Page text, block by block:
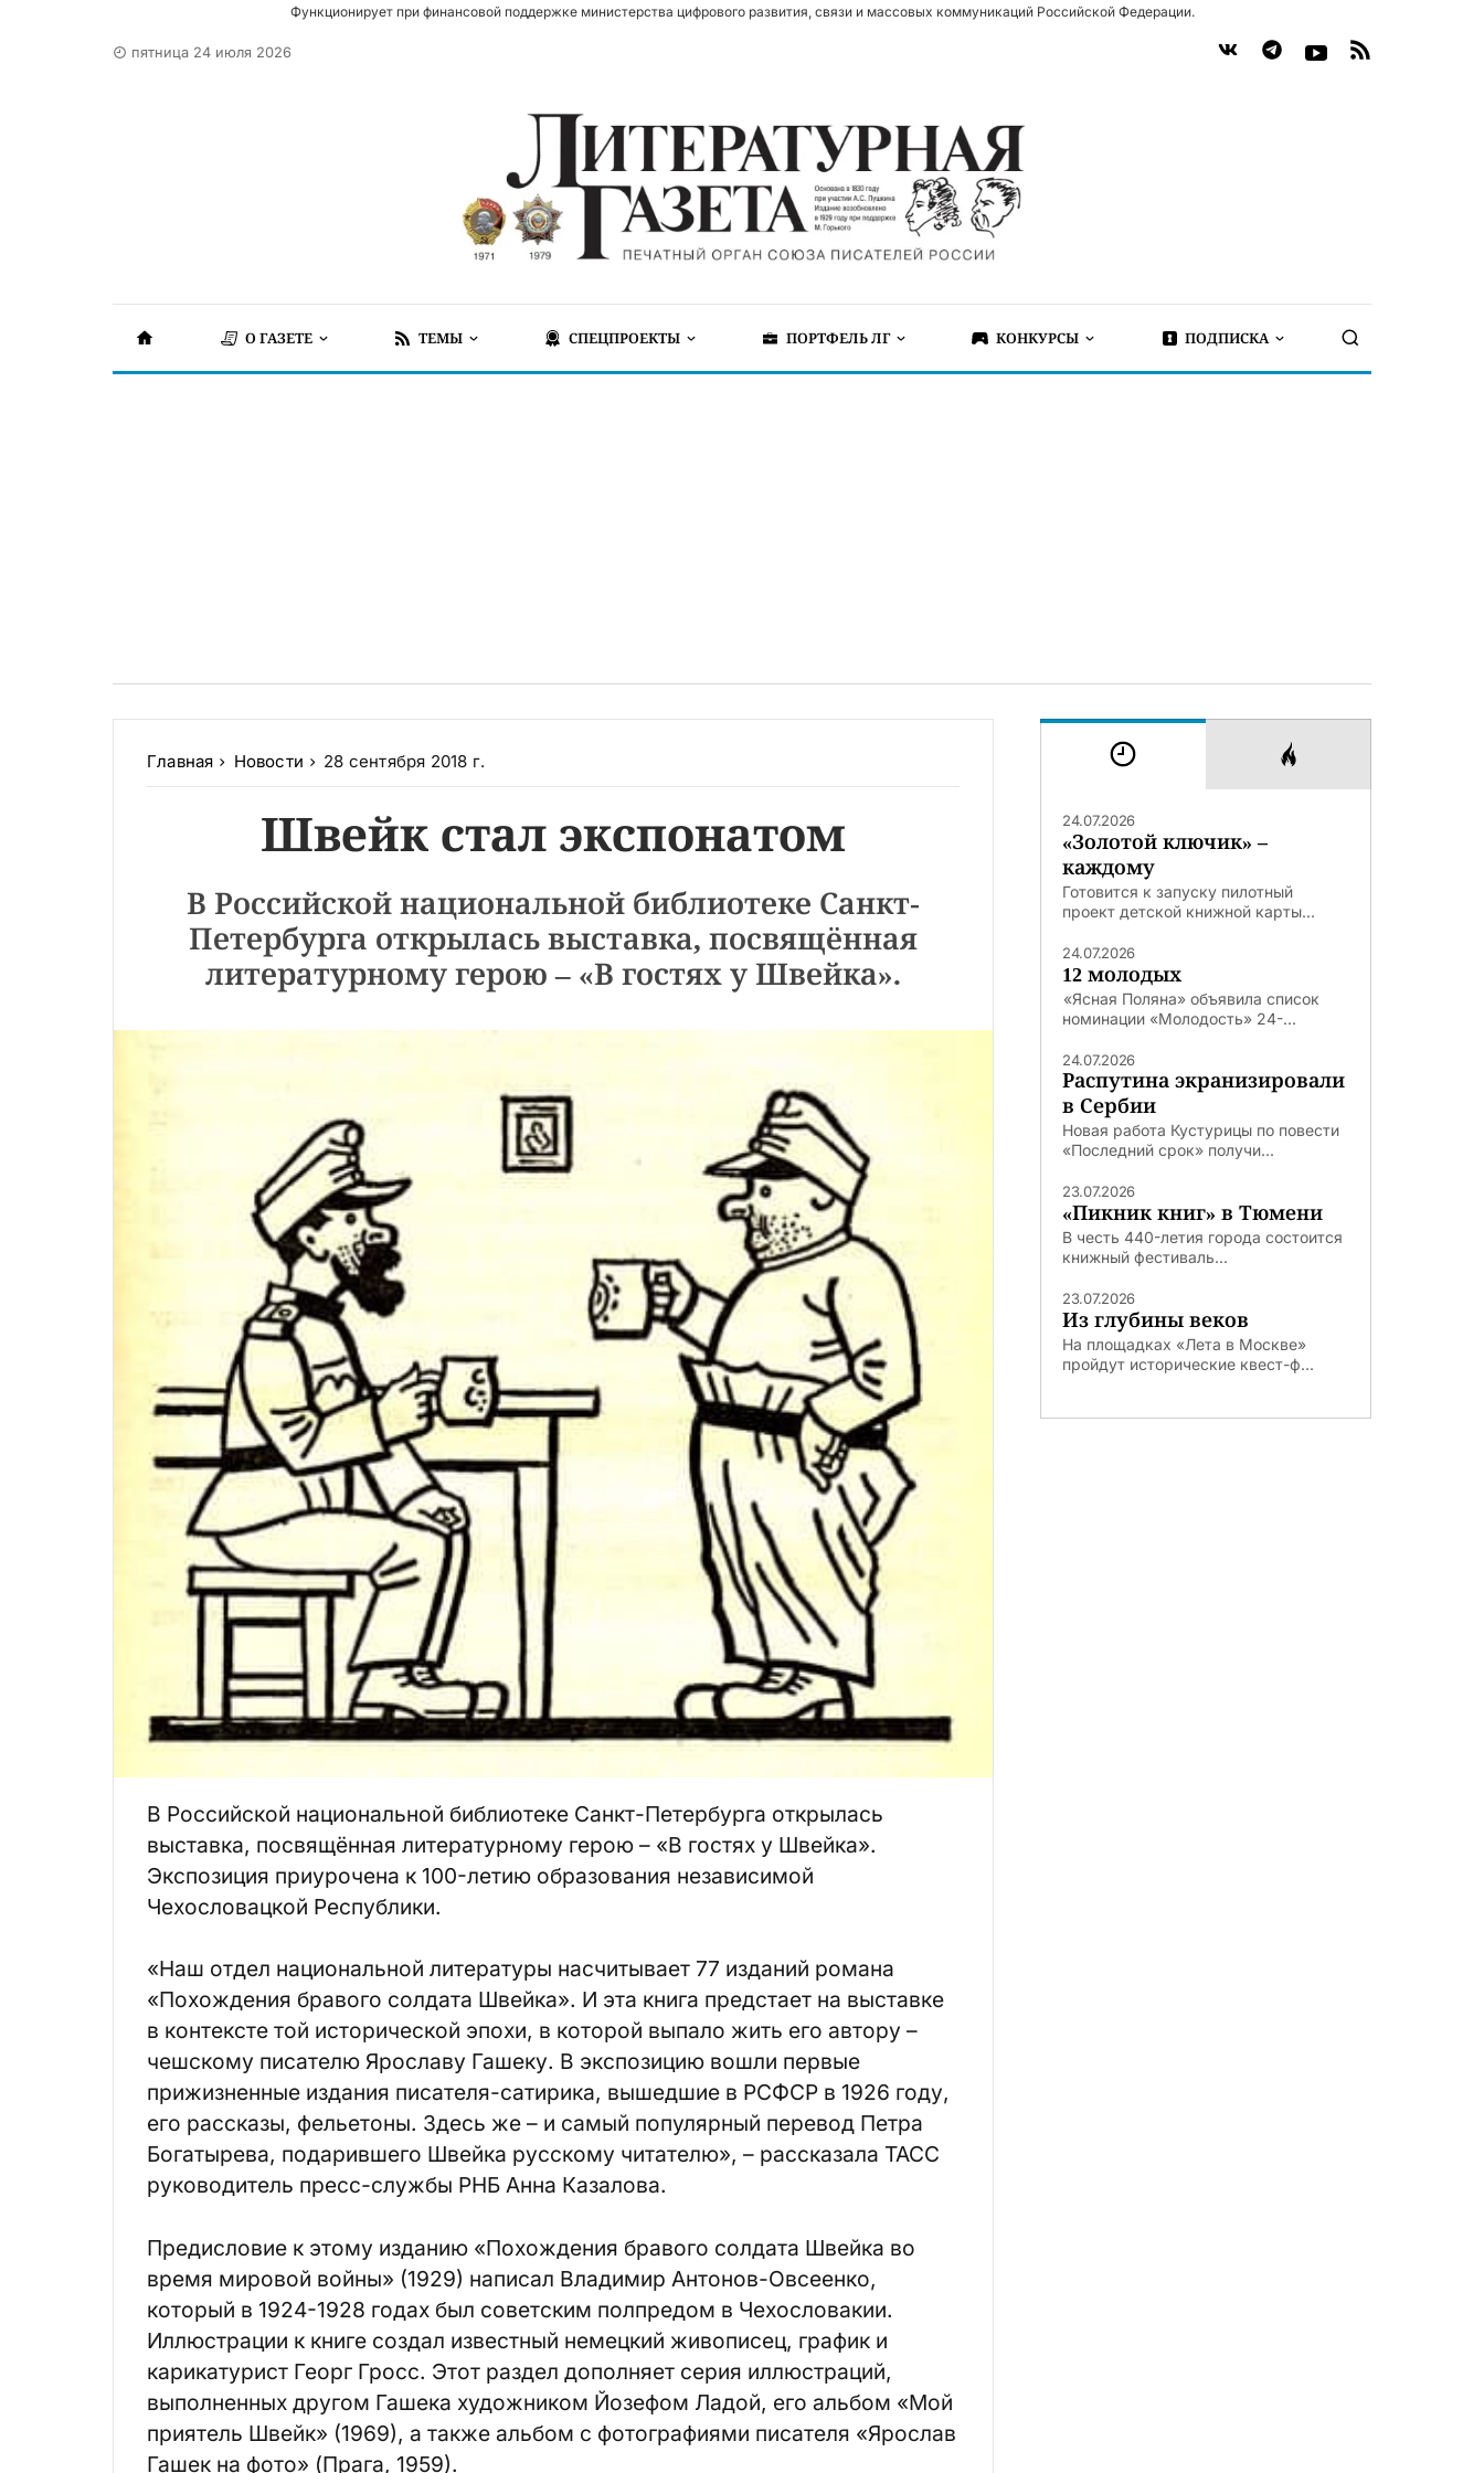
Функционирует при финансовой поддержке министерства цифрового развития, связи и массовых коммуникаций Российской Федерации.
пятница 24 июля 2026
О ГАЗЕТЕ ТЕМЫ СПЕЦПРОЕКТЫ ПОРТФЕЛЬ ЛГ КОНКУРСЫ ПОДПИСКА
Главная Новости 28 сентября 2018 г.
Швейк стал экспонатом
В Российской национальной библиотеке Санкт-
Петербурга открылась выставка, посвящённая
литературному герою – «В гостях у Швейка».
В Российской национальной библиотеке Санкт-Петербурга открылась
выставка, посвящённая литературному герою – «В гостях у Швейка».
Экспозиция приурочена к 100-летию образования независимой
Чехословацкой Республики.
«Наш отдел национальной литературы насчитывает 77 изданий романа
«Похождения бравого солдата Швейка». И эта книга предстает на выставке
в контексте той исторической эпохи, в которой выпало жить его автору –
чешскому писателю Ярославу Гашеку. В экспозицию вошли первые
прижизненные издания писателя-сатирика, вышедшие в РСФСР в 1926 году,
его рассказы, фельетоны. Здесь же – и самый популярный перевод Петра
Богатырева, подарившего Швейка русскому читателю», – рассказала ТАСС
руководитель пресс-службы РНБ Анна Казалова.
Предисловие к этому изданию «Похождения бравого солдата Швейка во
время мировой войны» (1929) написал Владимир Антонов-Овсеенко,
который в 1924-1928 годах был советским полпредом в Чехословакии.
Иллюстрации к книге создал известный немецкий живописец, график и
карикатурист Георг Гросс. Этот раздел дополняет серия иллюстраций,
выполненных другом Гашека художником Йозефом Ладой, его альбом «Мой
приятель Швейк» (1969), а также альбом с фотографиями писателя «Ярослав
Гашек на фото» (Прага, 1959).
24.07.2026
«Золотой ключик» –
каждому
Готовится к запуску пилотный
проект детской книжной карты...
24.07.2026
12 молодых
«Ясная Поляна» объявила список
номинации «Молодость» 24-...
24.07.2026
Распутина экранизировали
в Сербии
Новая работа Кустурицы по повести
«Последний срок» получи...
23.07.2026
«Пикник книг» в Тюмени
В честь 440-летия города состоится
книжный фестиваль...
23.07.2026
Из глубины веков
На площадках «Лета в Москве»
пройдут исторические квест-ф...